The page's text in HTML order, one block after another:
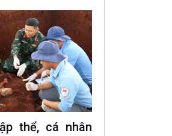
thể, cá nhân